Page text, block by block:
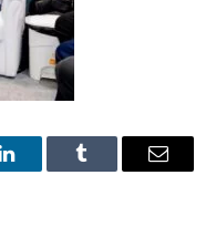
LinkedInTumblr Email